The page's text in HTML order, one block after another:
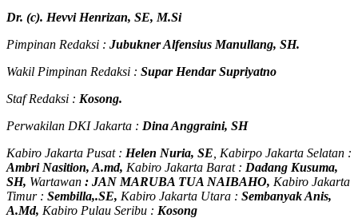
Dr. (c). Hevvi Henrizan, SE, M.Si
Pimpinan Redaksi : Jubukner Alfensius Manullang, SH.
Wakil Pimpinan Redaksi : Supar Hendar Supriyatno
Staf Redaksi : Kosong.
Perwakilan DKI Jakarta : Dina Anggraini, SH
Kabiro Jakarta Pusat : Helen Nuria, SE , Kabirpo Jakarta Selatan :
Ambri Nasition, A.md, Kabiro Jakarta Barat : Dadang Kusuma,
SH, Wartawan : JAN MARUBA TUA NAIBAHO, Kabiro Jakarta
Timur : Sembilla,.SE, Kabiro Jakarta Utara : Sembanyak Anis,
A.Md, Kabiro Pulau Seribu : Kosong